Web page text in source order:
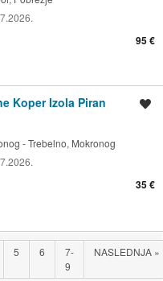
95 €
Koper Izola Piran
- Trebelno, Mokronog
35 €
5 6
7-
9
NASLEDNJA »